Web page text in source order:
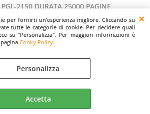
per fornirti un'esperienza migliore. Cliccando su
tutte le categorie di cookie. Per decidere quali
su "Personalizza". Per maggiori informazioni è
Cooky Policy.
Personalizza
Accetta
2150 DURATA 25000 PAGINE